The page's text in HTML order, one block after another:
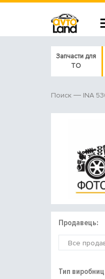
Запчасти для
ТО
Поиск INA
Продавець:
Тип